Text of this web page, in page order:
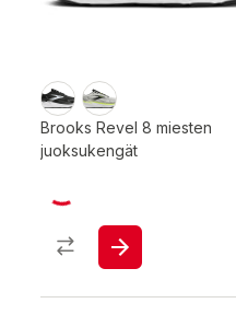
Brooks Revel 8 miesten
juoksukengät